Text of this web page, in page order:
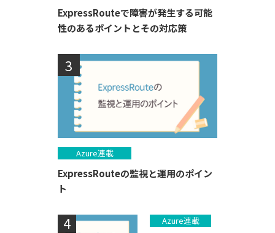
ExpressRouteで障害が発生する可能
性のあるポイントとその対応策
Azure連載
ExpressRouteの監視と運用のポイン
ト
Azure連載